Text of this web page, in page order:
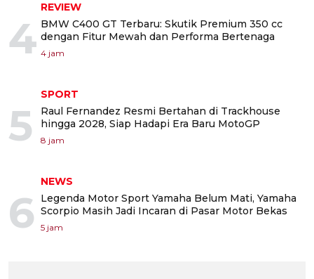
4
REVIEW
BMW C400 GT Terbaru: Skutik Premium 350 cc
dengan Fitur Mewah dan Performa Bertenaga
4 jam
5
SPORT
Raul Fernandez Resmi Bertahan di Trackhouse
hingga 2028, Siap Hadapi Era Baru MotoGP
8 jam
6
NEWS
Legenda Motor Sport Yamaha Belum Mati, Yamaha
Scorpio Masih Jadi Incaran di Pasar Motor Bekas
5 jam